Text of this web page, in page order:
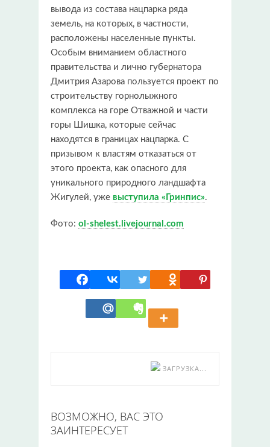
вывода из состава нацпарка ряда
земель, на которых, в частности,
расположены населенные пункты.
Особым вниманием областного
правительства и лично губернатора
Дмитрия Азарова пользуется проект по
строительству горнолыжного
комплекса на горе Отважной и части
горы Шишка, которые сейчас
находятся в границах нацпарка. С
призывом к властям отказаться от
этого проекта, как опасного для
уникального природного ландшафта
Жигулей, уже выступила «Гринпис».
Фото: ol-shelest.livejournal.com
ЗАГРУЗКА...
ВОЗМОЖНО, ВАС ЭТО
ЗАИНТЕРЕСУЕТ